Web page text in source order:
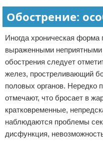
Обострение:
Иногда хроническая форма
выраженными
обострения следует
желез, простреливающий
половых органов. Нередко
отмечают, что бросает в
кратковременные,
наблюдаются проблемы
дисфункция,